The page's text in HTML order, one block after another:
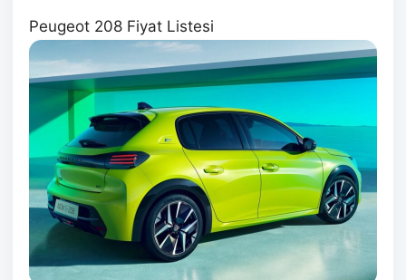
Peugeot 208 Fiyat Listesi